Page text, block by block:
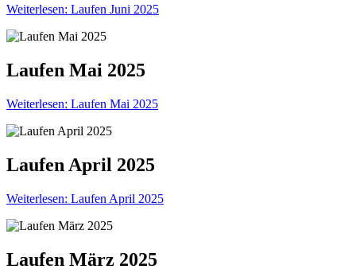
Weiterlesen: Laufen Juni 2025
Laufen Mai 2025
Weiterlesen: Laufen Mai 2025
Laufen April 2025
Weiterlesen: Laufen April 2025
Laufen März 2025